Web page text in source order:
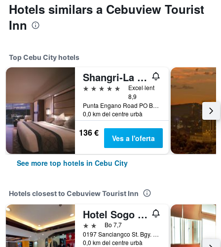
Hotels similars a Cebuview Tourist
Inn
Top Cebu City hotels
Shangri-La Mactan, Cebu
5 estrelles
Excel·lent
8,9
Punta Engano Road PO Box 86 Lapu-Lapu City, Cebu City, Filipines
0,0 km del centre urbà
136 € Ves a l'oferta
See more top hotels in Cebu City
Hotels closest to Cebuview Tourist Inn
Hotel Sogo Cebu
2 estrelles
Bo 7,7
0197 Sanciangco St. Bgy. Kalubihan, Cebu City, Filipines
0,0 km del centre urbà